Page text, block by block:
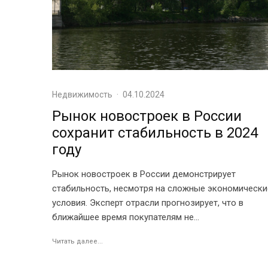
Недвижимость · 04.10.2024
Рынок новостроек в России
сохранит стабильность в 2024
году
Рынок новостроек в России демонстрирует
стабильность, несмотря на сложные
условия. Эксперт отрасли прогнозирует, что в
ближайшее время покупателям не...
Читать далее...